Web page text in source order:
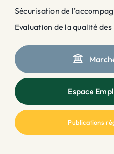
Sécurisation de
Evaluation de la qualité des
Espace
Publications